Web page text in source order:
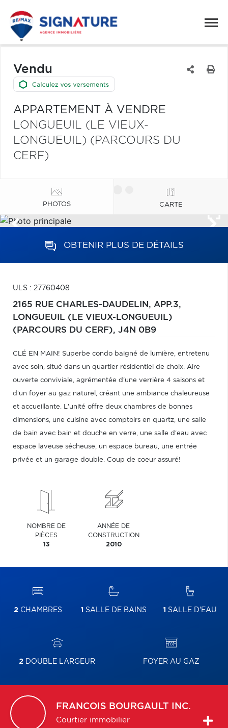
Vendu
APPARTEMENT À VENDRE
LONGUEUIL (LE VIEUX-
LONGUEUIL) (PARCOURS DU
CERF)
PHOTOS CARTE
OBTENIR PLUS DE DÉTAILS
ULS : 27760408
2165 RUE CHARLES-DAUDELIN, APP.3,
LONGUEUIL (LE VIEUX-LONGUEUIL)
(PARCOURS DU CERF), J4N 0B9
CLÉ EN MAIN! Superbe condo baigné de lumière, entretenu
avec soin, situé dans un quartier résidentiel de choix. Aire
ouverte conviviale, agrémentée d'une verrière 4 saisons et
d'un foyer au gaz naturel, créant une ambiance chaleureuse
et accueillante. L'unité offre deux chambres de bonnes
dimensions, une cuisine avec comptoirs en quartz, une salle
de bain avec bain et douche en verre, une salle d'eau avec
espace laveuse sécheuse, un espace bureau, une entrée
privée et un garage double. Coup de coeur assuré!
NOMBRE DE
PIÈCES
13
ANNÉE DE
CONSTRUCTION
2010
2 CHAMBRES 1 SALLE DE BAINS 1 SALLE D'EAU
2 DOUBLE LARGEUR FOYER AU GAZ
FRANCOIS BOURGAULT INC.
Courtier immobilier